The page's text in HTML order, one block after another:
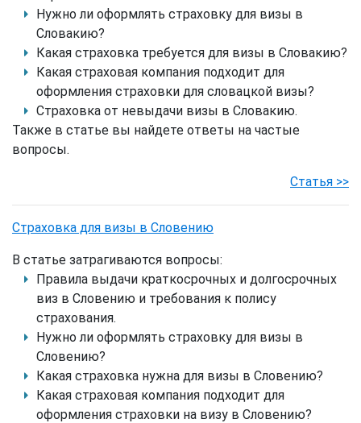
Нужно ли оформлять страховку для визы в
Словакию?
Какая страховка требуется для визы в Словакию?
Какая страховая компания подходит для
оформления страховки для словацкой визы?
Страховка от невыдачи визы в Словакию.
Также в статье вы найдете ответы на частые
вопросы.
Статья >>
Страховка для визы в Словению
В статье затрагиваются вопросы:
Правила выдачи краткосрочных и долгосрочных
виз в Словению и требования к полису
страхования.
Нужно ли оформлять страховку для визы в
Словению?
Какая страховка нужна для визы в Словению?
Какая страховая компания подходит для
оформления страховки на визу в Словению?